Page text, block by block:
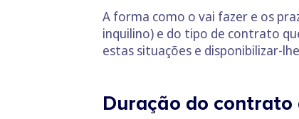
A forma como o vai fazer e os
inquilino) e do tipo de contrato
estas situações e disponibilizar-
Duração do